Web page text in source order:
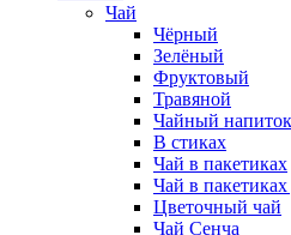
Чай
Чёрный
Зелёный
Фруктовый
Травяной
Чайный напиток
В стиках
Чай в пакетиках
Чай в
Цветочный чай
Чай Сенча